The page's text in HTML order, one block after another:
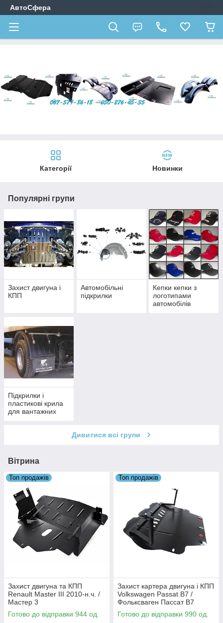
АвтоСфера
Категорії Новинки
Популярні групи
Захист двигуна і
КПП
Автомобільні
підкрилки
Кепки кепки з
логотипами
автомобілів
Підкрилки і
пластикові крила
для вантажних
Дивитися всі групи
Вітрина
Топ продажів
Захист двигуна та КПП
Renault Master III 2010-н.ч. /
Мастер 3
Готово до відправки 944 од.
Топ продажів
Захист картера двигуна і КПП
Volkswagen Passat B7 /
Фольксваген Пассат B7
(2010–2015), арт. 329/5,
сталь 2 мм
Готово до відправки 990 од.